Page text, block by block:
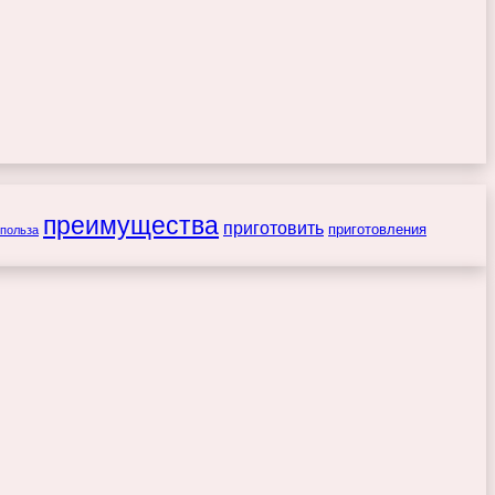
польза преимущества приготовить приготовления